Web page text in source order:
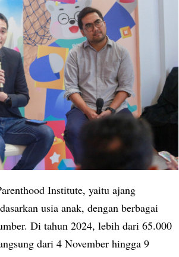
Institute, yaitu ajang
usia anak, dengan berbagai
Di tahun 2024, lebih dari 65.000
dari 4 November hingga 9